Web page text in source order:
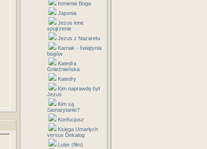
Istnienie Boga
Japonia
Jezus inne
spojrzenie
Jezus z Nazaretu
Karnak - świątynia
bogów
Katedra
Gnieźnieńska
Katedry
Kim naprawdę był
Jezus
Kim są
Samarytanie?
Konfucjusz
Księga Umarłych
versus Dekalog
Luter (film)